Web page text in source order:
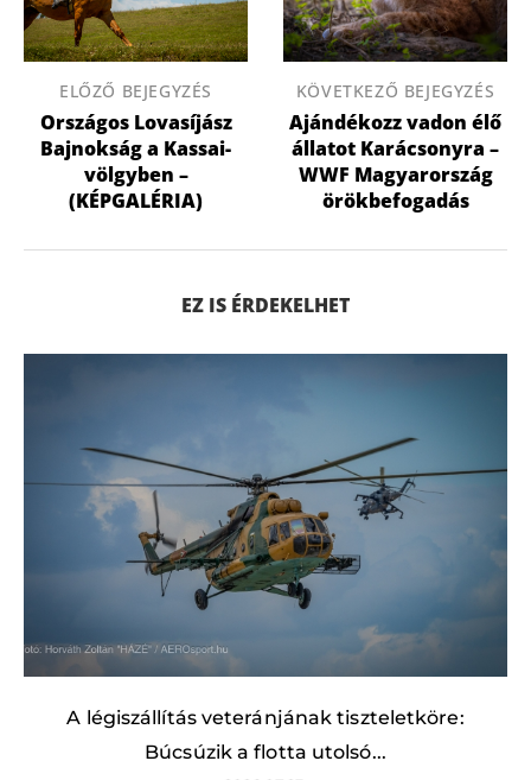
ELŐZŐ BEJEGYZÉS
Országos Lovasíjász
Bajnokság a Kassai-
völgyben –
(KÉPGALÉRIA)
KÖVETKEZŐ BEJEGYZÉS
Ajándékozz vadon élő
állatot Karácsonyra –
WWF Magyarország
örökbefogadás
EZ IS ÉRDEKELHET
A légiszállítás veteránjának tiszteletköre:
Búcsúzik a flotta utolsó...